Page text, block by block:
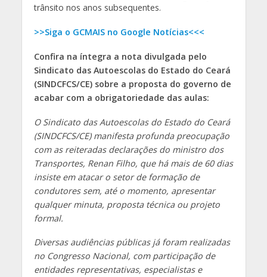
trânsito nos anos subsequentes.
>>Siga o GCMAIS no Google Notícias<<<
Confira na íntegra a nota divulgada pelo
Sindicato das Autoescolas do Estado do Ceará
(SINDCFCS/CE) sobre a proposta do governo de
acabar com a obrigatoriedade das aulas:
O Sindicato das Autoescolas do Estado do Ceará
(SINDCFCS/CE) manifesta profunda preocupação
com as reiteradas declarações do ministro dos
Transportes, Renan Filho, que há mais de 60 dias
insiste em atacar o setor de formação de
condutores sem, até o momento, apresentar
qualquer minuta, proposta técnica ou projeto
formal.
Diversas audiências públicas já foram realizadas
no Congresso Nacional, com participação de
entidades representativas, especialistas e